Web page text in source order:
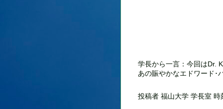
学長から一言：今回はDr.
あの賑やかなエドワード･
投稿者 福山大学 学長室 時